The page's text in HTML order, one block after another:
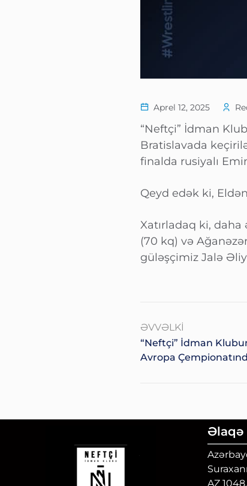
Aprel 12, 2025
“Neftçi” İdman
Bratislavada
finalda rusiyalı
Qeyd edək ki,
Xatırladaq ki,
(70 kq) və
güləşçimiz Jalə
ƏVVƏLKI
“Neftçi” İdman
Avropa
Əlaqə
AZ